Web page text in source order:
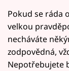
Pokud se ráda
velkou
necháváte
zodpovědná,
Nepotřebujete